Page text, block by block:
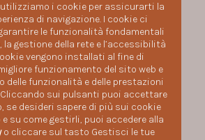
per verificare la presenza di
o modifiche.
i cookie per assicurarti la
di navigazione. I cookie ci
le funzionalità fondamentali
la gestione della rete e l’accessibilità
vengono installati al fine di
funzionamento del sito web e
delle funzionalità e delle prestazioni
sui pulsanti puoi accettare
se desideri sapere di più sui cookie
su come gestirli, puoi accedere alla
o cliccare sul tasto Gestisci le tue